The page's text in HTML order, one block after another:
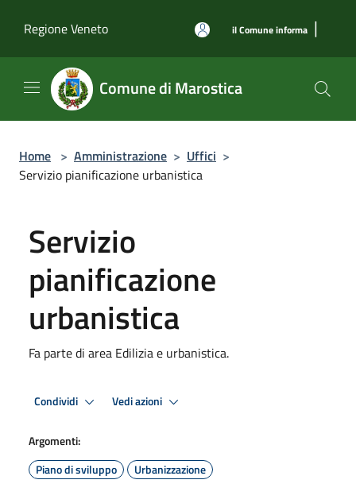
Regione Veneto
il Comune informa |
Comune di Marostica
Home > Amministrazione > Uffici >
Servizio pianificazione urbanistica
Servizio
pianificazione
urbanistica
Fa parte di area Edilizia e urbanistica.
Condividi Vedi azioni
Argomenti:
Piano di sviluppo
Urbanizzazione